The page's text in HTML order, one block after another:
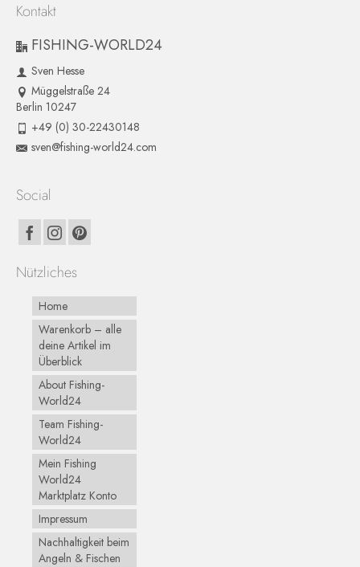
Kontakt
FISHING-WORLD24
Sven Hesse
Müggelstraße 24
Berlin 10247
+49 (0) 30-22430148
sven@fishing-world24.com
Social
Nützliches
Home
Warenkorb – alle
deine Artikel im
Überblick
About Fishing-
World24
Team Fishing-
World24
Mein Fishing
World24
Marktplatz Konto
Impressum
Nachhaltigkeit beim
Angeln & Fischen